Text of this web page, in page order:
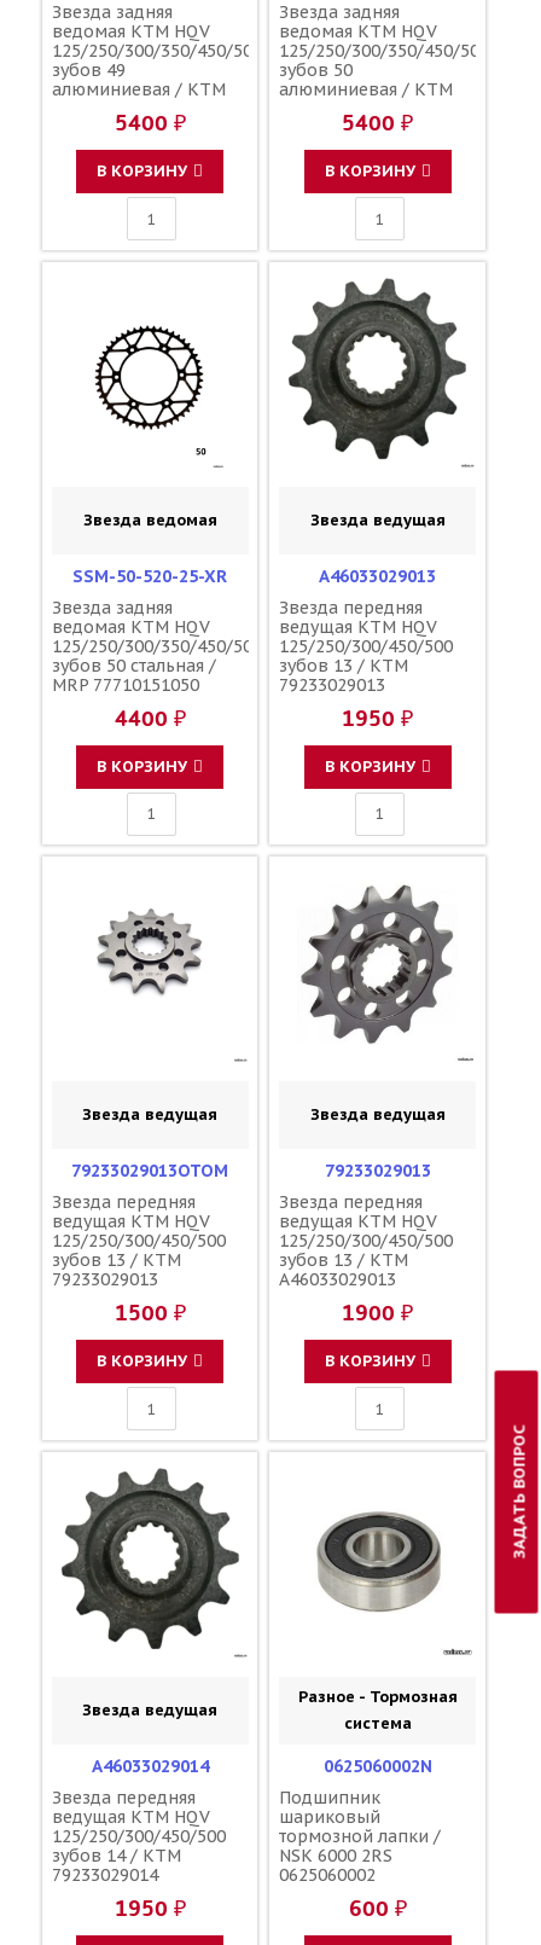
Звезда задняя
ведомая KTM HQV
125/250/300/350/450/500
зубов 49
алюминиевая / KTM
5400 ₽
В КОРЗИНУ
Звезда задняя
ведомая KTM HQV
125/250/300/350/450/500
зубов 50
алюминиевая / KTM
5400 ₽
В КОРЗИНУ
Звезда ведомая
SSM-50-520-25-XR
Звезда задняя
ведомая KTM HQV
125/250/300/350/450/500
зубов 50 стальная /
MRP 77710151050
4400 ₽
В КОРЗИНУ
Звезда ведущая
A46033029013
Звезда передняя
ведущая KTM HQV
125/250/300/450/500
зубов 13 / KTM
79233029013
1950 ₽
В КОРЗИНУ
Звезда ведущая
79233029013OTOM
Звезда передняя
ведущая KTM HQV
125/250/300/450/500
зубов 13 / KTM
79233029013
1500 ₽
В КОРЗИНУ
Звезда ведущая
79233029013
Звезда передняя
ведущая KTM HQV
125/250/300/450/500
зубов 13 / KTM
A46033029013
1900 ₽
В КОРЗИНУ
Звезда ведущая
A46033029014
Звезда передняя
ведущая KTM HQV
125/250/300/450/500
зубов 14 / KTM
79233029014
1950 ₽
Разное - Тормозная
система
0625060002N
Подшипник
шариковый
тормозной лапки /
NSK 6000 2RS
0625060002
600 ₽
ЗАДАТЬ ВОПРОС